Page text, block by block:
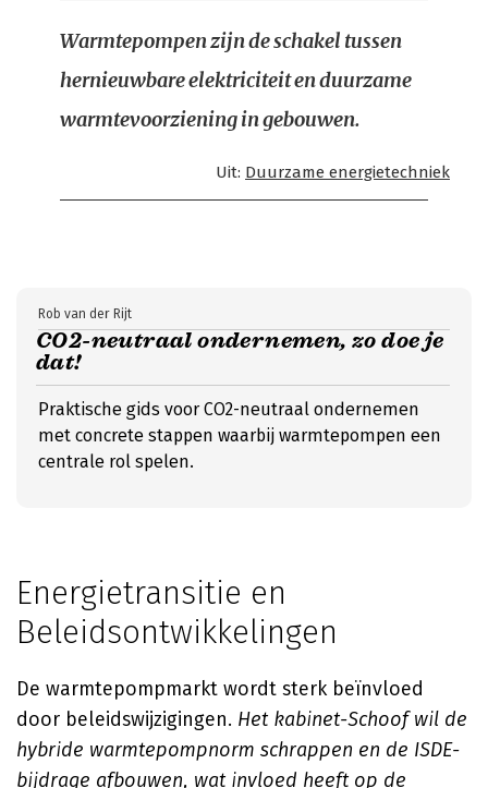
Warmtepompen zijn de schakel tussen
hernieuwbare elektriciteit en duurzame
warmtevoorziening in gebouwen.
Uit: Duurzame energietechniek
CO2-neutraal ondernemen, zo doe je
dat!
Rob van der Rijt
Praktische gids voor CO2-neutraal ondernemen
met concrete stappen waarbij warmtepompen een
centrale rol spelen.
Energietransitie en
Beleidsontwikkelingen
De warmtepompmarkt wordt sterk beïnvloed
door beleidswijzigingen. Het kabinet-Schoof wil de
hybride warmtepompnorm schrappen en de ISDE-
bijdrage afbouwen, wat invloed heeft op de